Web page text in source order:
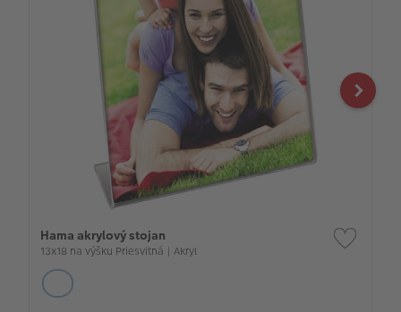
Hama akrylový stojan
13x18 na výšku Priesvitná | Akryl